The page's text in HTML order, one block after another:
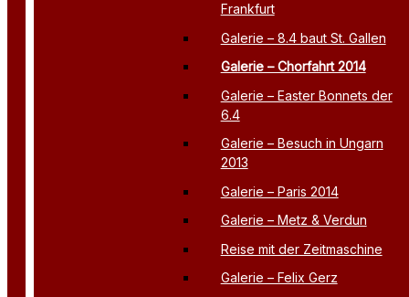
Frankfurt
Galerie – 8.4 baut St. Gallen
Galerie – Chorfahrt 2014
Galerie – Easter Bonnets der
6.4
Galerie – Besuch in Ungarn
2013
Galerie – Paris 2014
Galerie – Metz & Verdun
Reise mit der Zeitmaschine
Galerie – Felix Gerz